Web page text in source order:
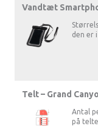
Vandtæt
den er
Telt – Grand
Antal
på